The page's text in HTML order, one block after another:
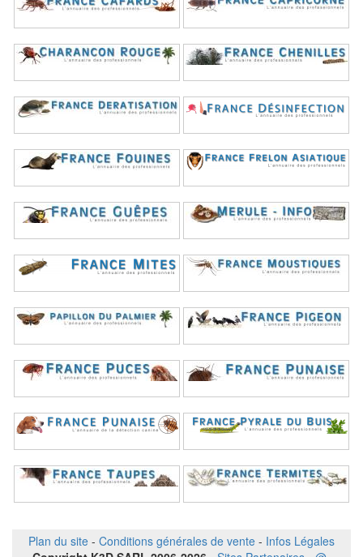
Plan du site - Conditions générales de vente - Infos Légales